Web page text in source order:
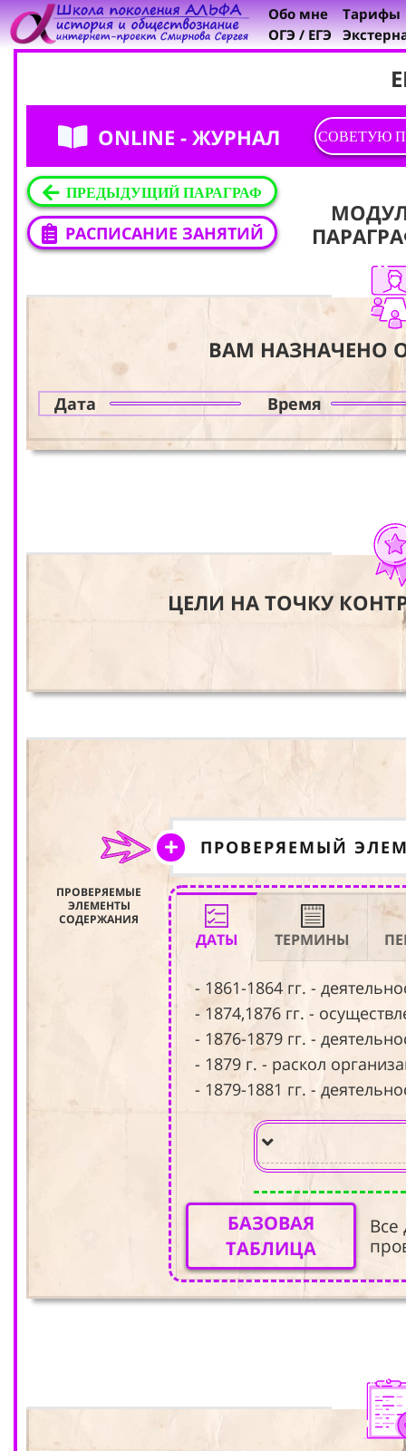
Обо мне
ОГЭ / ЕГЭ
Тарифы
ONLINE - ЖУРНАЛ СОВЕТУЮ
ПРЕДЫДУЩИЙ ПАРАГРАФ
РАСПИСАНИЕ ЗАНЯТИЙ
ВАМ НАЗНАЧЕНО
Дата Время
ЦЕЛИ НА ТОЧКУ
ПРОВЕРЯЕМЫЙ
ПРОВЕРЯЕМЫЕ
ЭЛЕМЕНТЫ
СОДЕРЖАНИЯ
ДАТЫ ТЕРМИНЫ
- 1861-1864 гг. -
- 1874,1876 гг. -
- 1876-1879 гг. -
- 1879 г. - раскол
- 1879-1881 гг. -
БАЗОВАЯ
ТАБЛИЦА
Все